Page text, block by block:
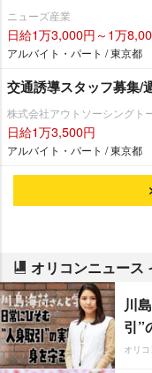
ニューズ産業
日給1万3,000円～1万
アルバイト・パート / 東京都
交通誘導スタッフ募集/
株式会社アウトソーシングト
日給1万3,500円
アルバイト・パート / 東京都
オリコンニュース
川
引”
オリ